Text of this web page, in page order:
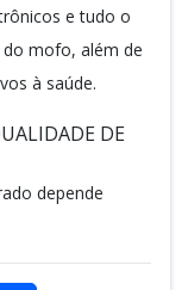
e tudo o
mofo, além de
à saúde.
DE
depende